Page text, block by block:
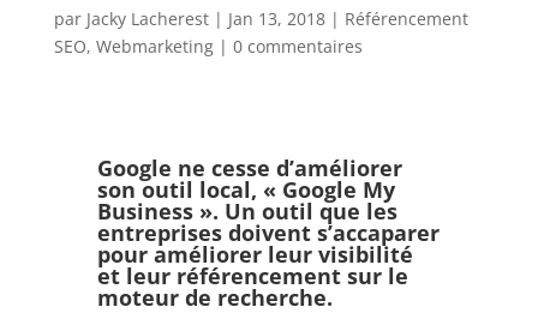
par Jacky Lacherest| Jan 13, 2018| Référencement
SEO, Webmarketing| 0 commentaires
Google ne cesse d’améliorer
son outil local, « Google My
Business ». Un outil que les
entreprises doivent s’accaparer
pour améliorer leur visibilité
et leur référencement sur le
moteur de recherche.